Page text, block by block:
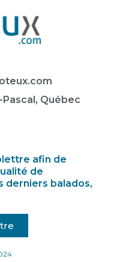
Québec
afin de
de
derniers balados,